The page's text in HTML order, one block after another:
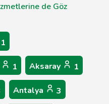
de Göz
1
1 Aksaray 1
Antalya 3